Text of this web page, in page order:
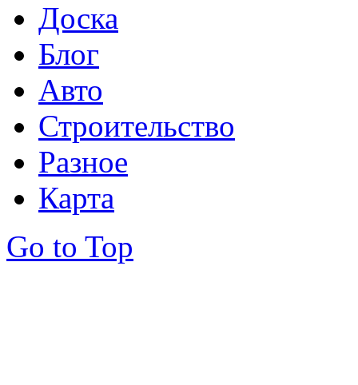
Доска
Блог
Авто
Строительство
Разное
Карта
Go to Top